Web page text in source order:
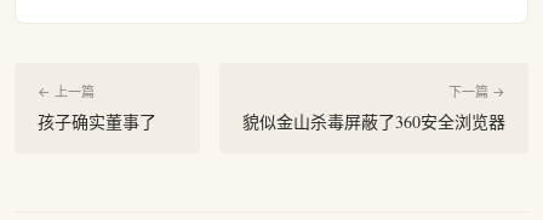
← 上一篇
孩子确实董事了
下一篇 →
貌似金山杀毒屏蔽了360安全浏览器